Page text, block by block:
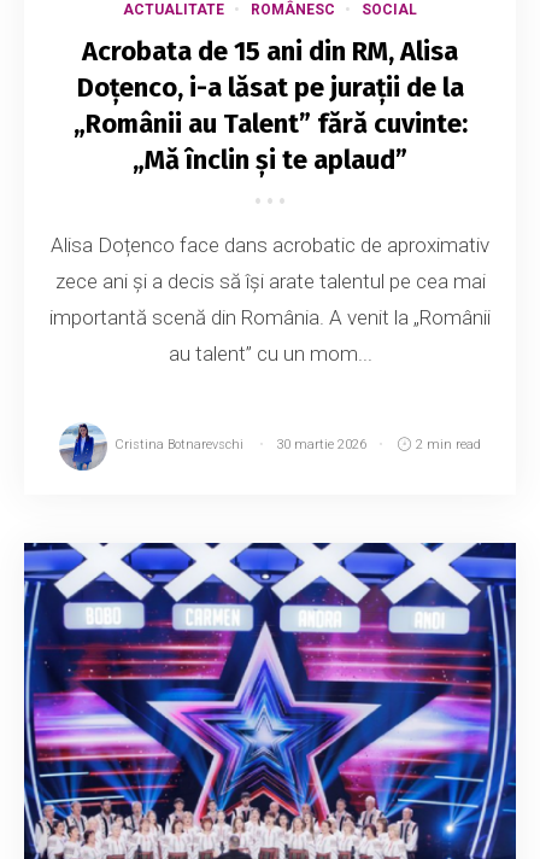
ACTUALITATE ROMÂNESC SOCIAL
Acrobata de 15 ani din RM, Alisa
Doțenco, i-a lăsat pe jurații de la
„Românii au Talent” fără cuvinte:
„Mă înclin și te aplaud”
Alisa Doțenco face dans acrobatic de aproximativ
zece ani și a decis să își arate talentul pe cea mai
importantă scenă din România. A venit la „Românii
au talent” cu un mom...
Cristina Botnarevschi 30 martie 2026 2 min read